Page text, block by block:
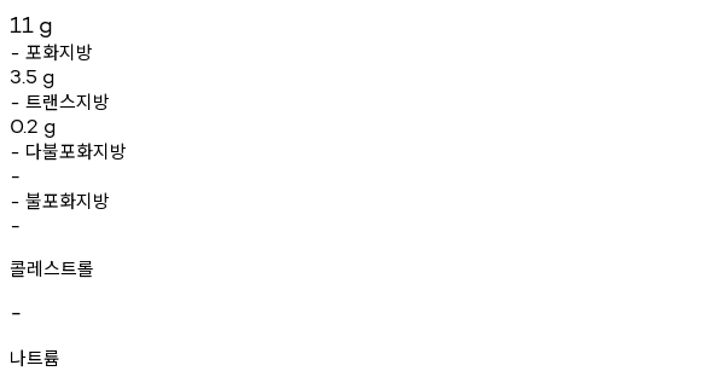
11 g
- 포화지방
3.5 g
- 트랜스지방
0.2 g
- 다불포화지방
-
- 불포화지방
-
콜레스트롤
-
나트륨